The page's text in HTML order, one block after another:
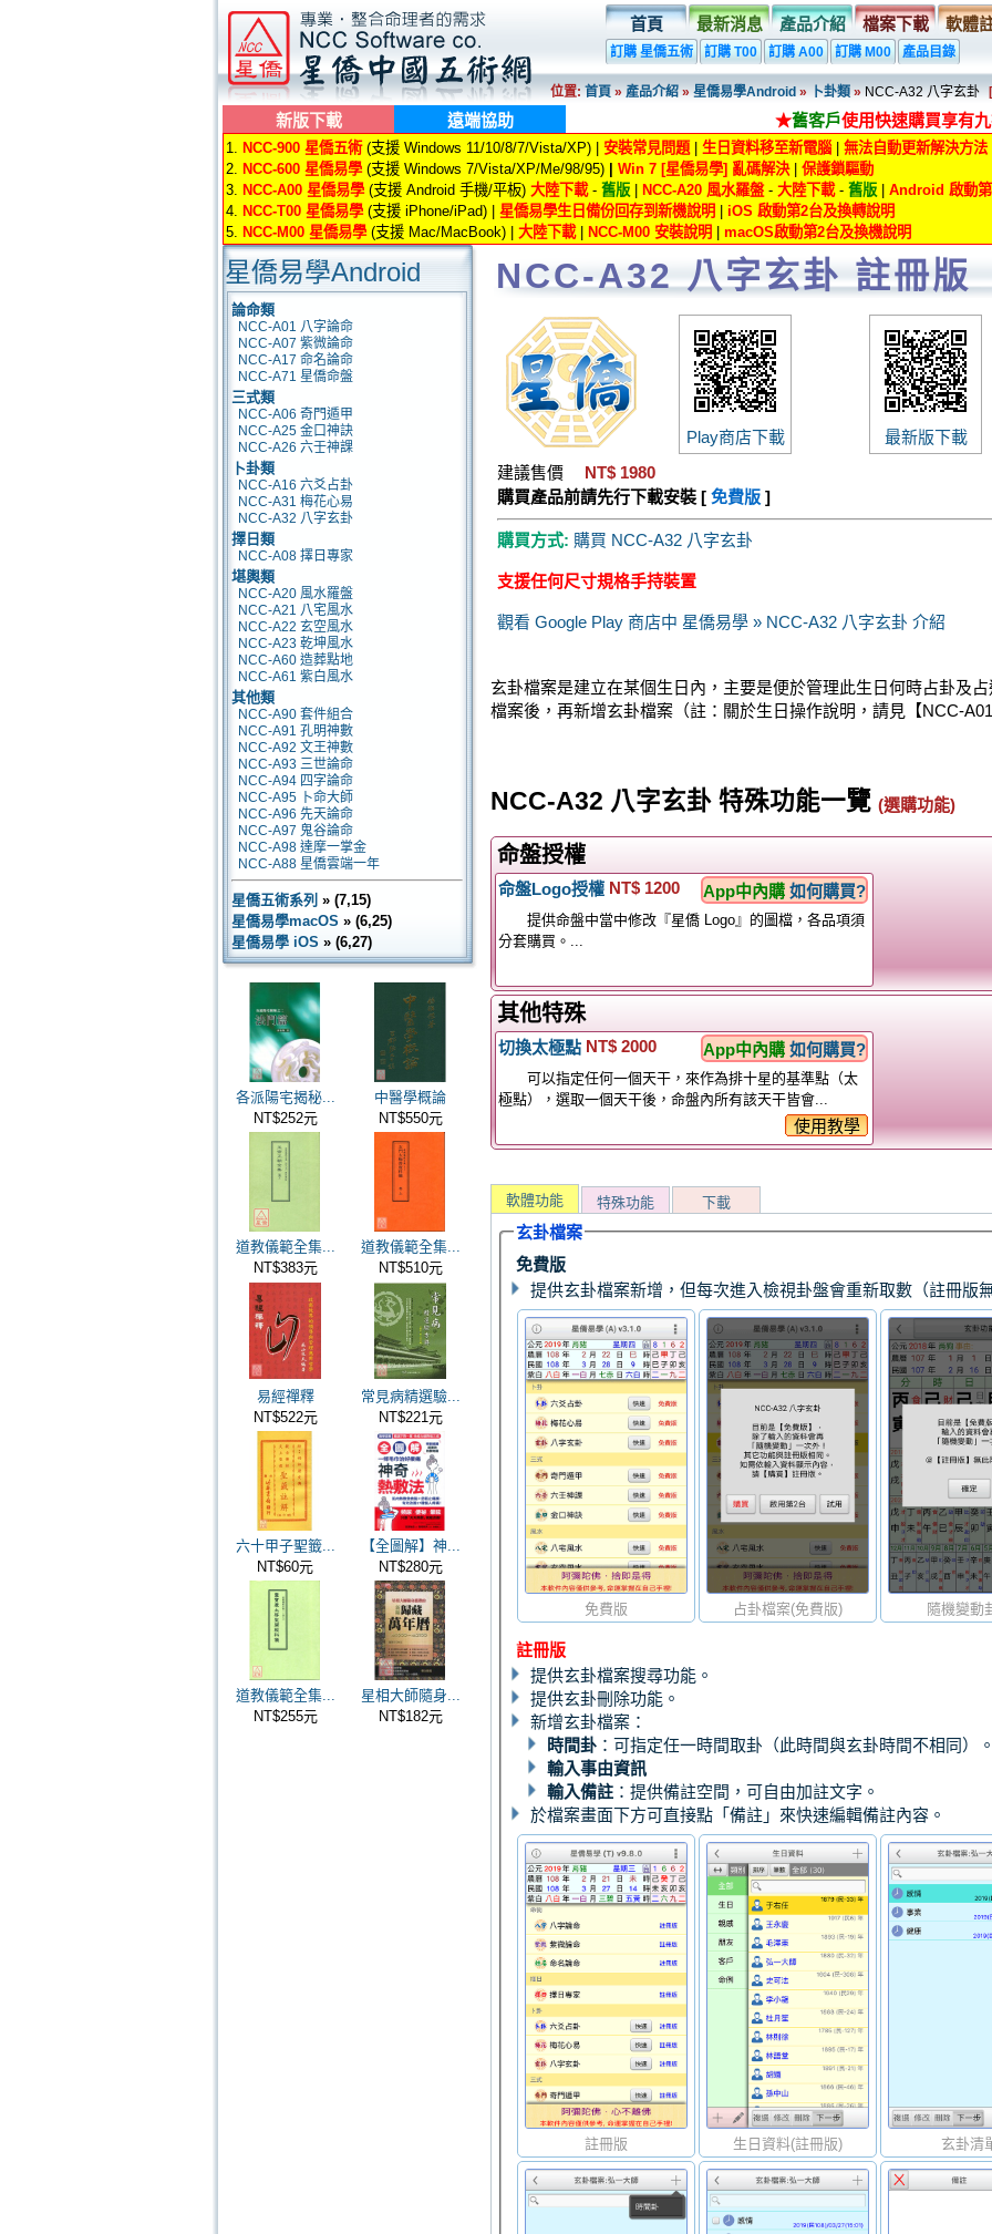
首頁 最新消息 產品介紹 檔案下載 軟體
訂購 星僑五術 訂購 T00 訂購 A00 訂購 M00 產品目錄
位置:首頁»產品介紹»星僑易學Android»卜卦類»NCC-A32 八字玄卦
新版下載 遠端協助 ★舊客戶使用快速購買享有
1. NCC-900 星僑五術(支援 Windows 11/10/8/7/Vista/XP) | 安裝常見問題| 生日資料移至新電腦| 無法自動更新解決方法
2. NCC-600 星僑易學(支援 Windows 7/Vista/XP/Me/98/95) Win 7 [星僑易學] 亂碼解決| 保護鎖驅動
3. NCC-A00 星僑易學(支援 Android 手機/平板) 大陸下載- 舊版 NCC-A20 風水羅盤- 大陸下載- 舊版
Android 啟動
4. NCC-T00 星僑易學(支援 iPhone/iPad) | 星僑易學生日備份回存到新機說明
iOS 啟動第2台及換轉說明
5. NCC-M00 星僑易學(支援 Mac/MacBook) | 大陸下載| NCC-M00 安裝說明 macOS啟動第2台及換機說明
星僑易學Android
論命類
NCC-A01 八字論命
NCC-A07 紫微論命
NCC-A17 命名論命
NCC-A71 星僑命盤
三式類
NCC-A06 奇門遁甲
NCC-A25 金口神訣
NCC-A26 六壬神課
卜卦類
NCC-A16 六爻占卦
NCC-A31 梅花心易
NCC-A32 八字玄卦
擇日類
NCC-A08 擇日專家
堪輿類
NCC-A20 風水羅盤
NCC-A21 八宅風水
NCC-A22 玄空風水
NCC-A23 乾坤風水
NCC-A60 造葬點地
NCC-A61 紫白風水
其他類
NCC-A90 套件組合
NCC-A91 孔明神數
NCC-A92 文王神數
NCC-A93 三世論命
NCC-A94 四字論命
NCC-A95 卜命大師
NCC-A96 先天論命
NCC-A97 鬼谷論命
NCC-A98 達摩一掌金
NCC-A88 星僑雲端一年
星僑五術系列 » (7,15)
星僑易學macOS » (6,25)
星僑易學 iOS » (6,27)
各派陽宅揭秘...
NT$252元
中醫學概論
NT$550元
道教儀範全集...
NT$383元
道教儀範全集...
NT$510元
易經禪釋
NT$522元
常見病精選驗...
NT$221元
六十甲子聖籤...
NT$60元
【全圖解】神...
NT$280元
道教儀範全集...
NT$255元
星相大師隨身...
NT$182元
NCC-A32 八字玄卦 註冊版
Play商店下載
最新版下載
建議售價
NT$ 1980
購買產品前請先行下載安裝 [ 免費版 ]
購買方式: 購買 NCC-A32 八字玄卦
支援任何尺寸規格手持裝置
觀看 Google Play 商店中 星僑易學 » NCC-A32 八字玄卦 介紹
玄卦檔案是建立在某個生日內，主要是便於管理此生日何時占卦及
檔案後，再新增玄卦檔案（註：關於生日操作說明，請見【NCC-
NCC-A32 八字玄卦 特殊功能一覽 (選購功能)
命盤授權
命盤Logo授權 NT$ 1200 App中內購 如何購買?
提供命盤中當中修改『星僑 Logo』的圖檔，各品項須
分套購買。...
其他特殊
切換太極點 NT$ 2000 App中內購 如何購買?
可以指定任何一個天干，來作為排十星的基準點（太
極點），選取一個天干後，命盤內所有該天干皆會...
使用教學
軟體功能 特殊功能 下載
玄卦檔案
免費版
提供玄卦檔案新增，但每次進入檢視卦盤會重新取數（註冊版
免費版 占卦檔案(免費版) 隨機變動
註冊版
提供玄卦檔案搜尋功能。
提供玄卦刪除功能。
新增玄卦檔案：
時間卦 ：可指定任一時間取卦（此時間與玄卦時間不相同）
輸入事由資訊
輸入備註 ：提供備註空間，可自由加註文字。
於檔案畫面下方可直接點「備註」來快速編輯備註內容。
註冊版 生日資料(註冊版) 玄卦清